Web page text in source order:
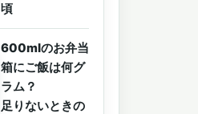
頃
600mlのお弁当
箱にご飯は何グ
ラム？
足りないときの